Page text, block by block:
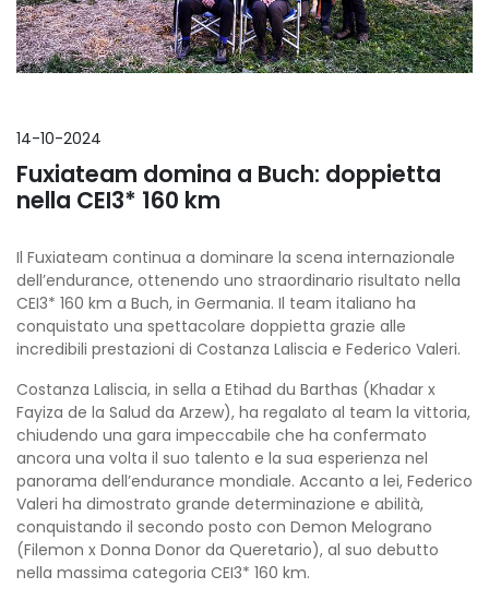
14-10-2024
Fuxiateam domina a Buch: doppietta
nella CEI3* 160 km
Il Fuxiateam continua a dominare la scena internazionale
dell’endurance, ottenendo uno straordinario risultato nella
CEI3* 160 km a Buch, in Germania. Il team italiano ha
conquistato una spettacolare doppietta grazie alle
incredibili prestazioni di Costanza Laliscia e Federico Valeri.
Costanza Laliscia, in sella a Etihad du Barthas (Khadar x
Fayiza de la Salud da Arzew), ha regalato al team la vittoria,
chiudendo una gara impeccabile che ha confermato
ancora una volta il suo talento e la sua esperienza nel
panorama dell’endurance mondiale. Accanto a lei, Federico
Valeri ha dimostrato grande determinazione e abilità,
conquistando il secondo posto con Demon Melograno
(Filemon x Donna Donor da Queretario), al suo debutto
nella massima categoria CEI3* 160 km.